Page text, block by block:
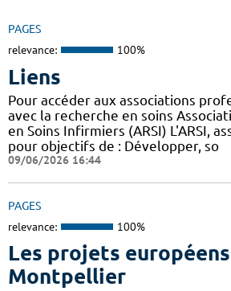
PAGES
relevance: 100%
Liens
Pour accéder aux associations
avec la recherche en soins
en Soins Infirmiers (ARSI) L'ARSI,
pour objectifs de : Développer, so
09/06/2026 16:44
PAGES
relevance: 100%
Les projets européens
Montpellier